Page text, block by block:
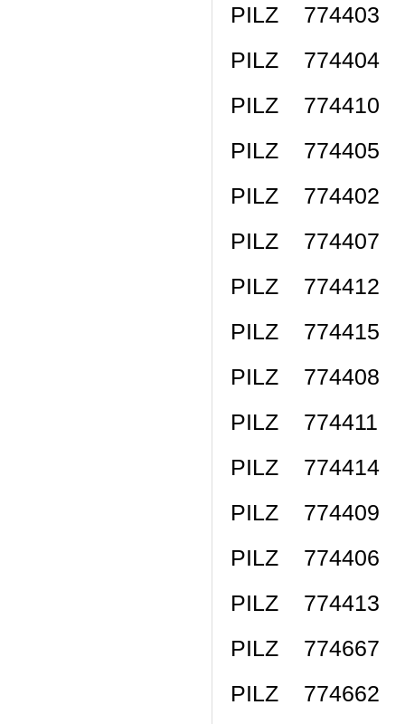
PILZ 774403
PILZ 774404
PILZ 774410
PILZ 774405
PILZ 774402
PILZ 774407
PILZ 774412
PILZ 774415
PILZ 774408
PILZ 774411
PILZ 774414
PILZ 774409
PILZ 774406
PILZ 774413
PILZ 774667
PILZ 774662